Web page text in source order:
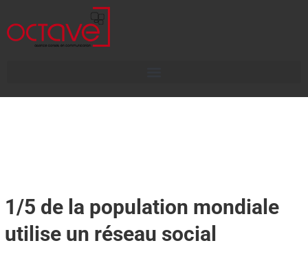
1/5 de la population mondiale
utilise un réseau social